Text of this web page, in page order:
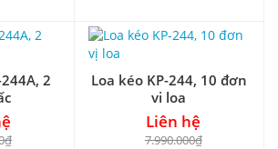
2
Loa kéo KP-244, 10 đơn
vị loa
Liên hệ
7.990.000₫